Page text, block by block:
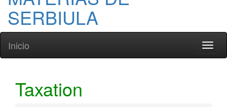
SERBIULA
Inicio
Taxation